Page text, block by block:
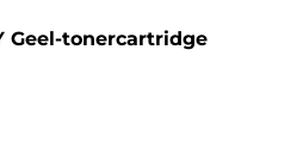
Geel-tonercartridge